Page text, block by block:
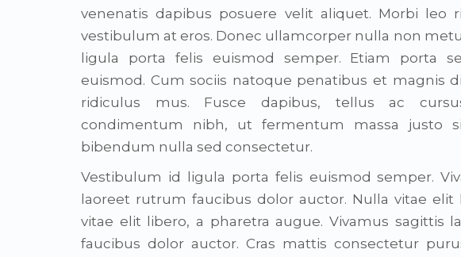
venenatis dapibus posuere velit aliquet. Morbi leo
vestibulum at eros. Donec ullamcorper nulla non
ligula porta felis euismod semper. Etiam porta
euismod. Cum sociis natoque penatibus et magnis
ridiculus mus. Fusce dapibus, tellus ac
condimentum nibh, ut fermentum massa justo
bibendum nulla sed consectetur.
Vestibulum id ligula porta felis euismod semper.
laoreet rutrum faucibus dolor auctor. Nulla vitae elit
vitae elit libero, a pharetra augue. Vivamus sagittis
faucibus dolor auctor. Cras mattis consectetur